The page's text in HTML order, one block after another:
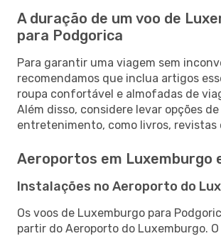
A duração de um voo de
para Podgorica
Para garantir uma viagem sem
recomendamos que inclua artigos
roupa confortável e almofadas de
Além disso, considere levar opções de
entretenimento, como livros, revistas
Aeroportos em Luxemburgo
Instalações no Aeroporto do
Os voos de Luxemburgo para
partir do Aeroporto do Luxemburgo.